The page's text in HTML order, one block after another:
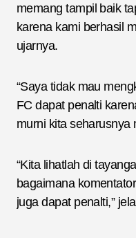
memang tampil baik
karena kami berhasil
ujarnya.
“Saya tidak mau
FC dapat penalti
murni kita seharusnya
“Kita lihatlah di
bagaimana
juga dapat penalti,”